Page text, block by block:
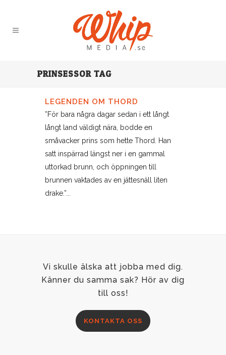
PRINSESSOR TAG
LEGENDEN OM THORD
”För bara några dagar sedan i ett långt
långt land väldigt nära, bodde en
småvacker prins som hette Thord. Han
satt inspärrad längst ner i en gammal
uttorkad brunn, och öppningen till
brunnen vaktades av en jättesnäll liten
drake.”...
Vi skulle älska att jobba med dig.
Känner du samma sak? Hör av dig
till oss!
KONTAKTA OSS